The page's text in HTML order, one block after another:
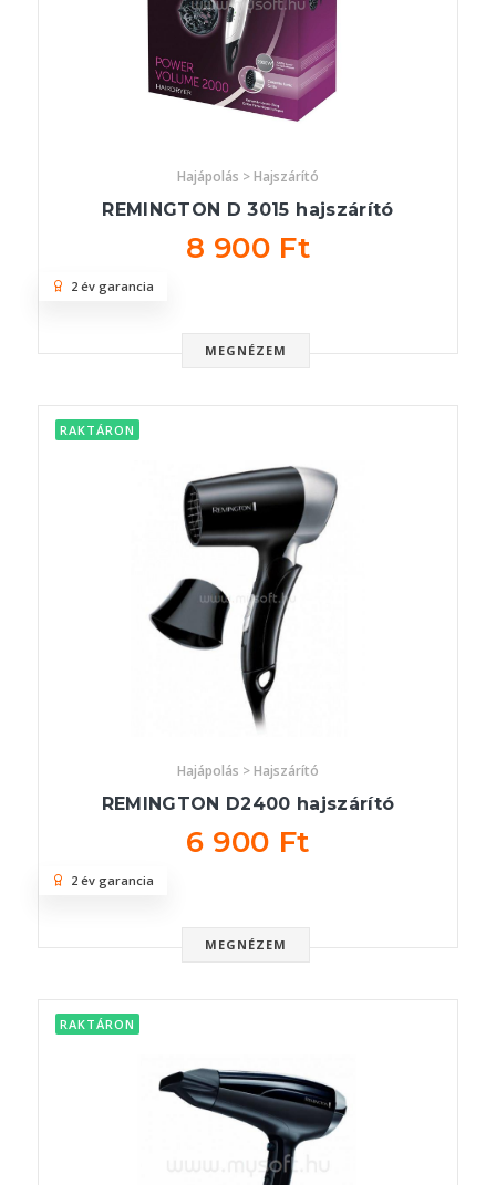
Hajápolás > Hajszárító
REMINGTON D 3015 hajszárító
8 900 Ft
MEGNÉZEM
2 év garancia
RAKTÁRON
Hajápolás > Hajszárító
REMINGTON D2400 hajszárító
6 900 Ft
MEGNÉZEM
2 év garancia
RAKTÁRON